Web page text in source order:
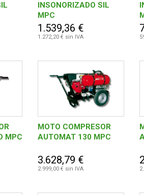
INSONORIZADO SIL
MPC
1.539,36 €
1.272,20 € sin IVA
MPC
MOTO COMPRESOR
AUTOMAT 130 MPC
3.628,79 €
2.999,00 € sin IVA